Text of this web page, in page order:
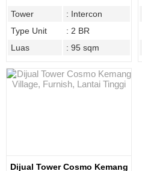
Tower
: Intercon
Type Unit
: 2 BR
Luas
: 95 sqm
Dijual Tower Cosmo Kemang